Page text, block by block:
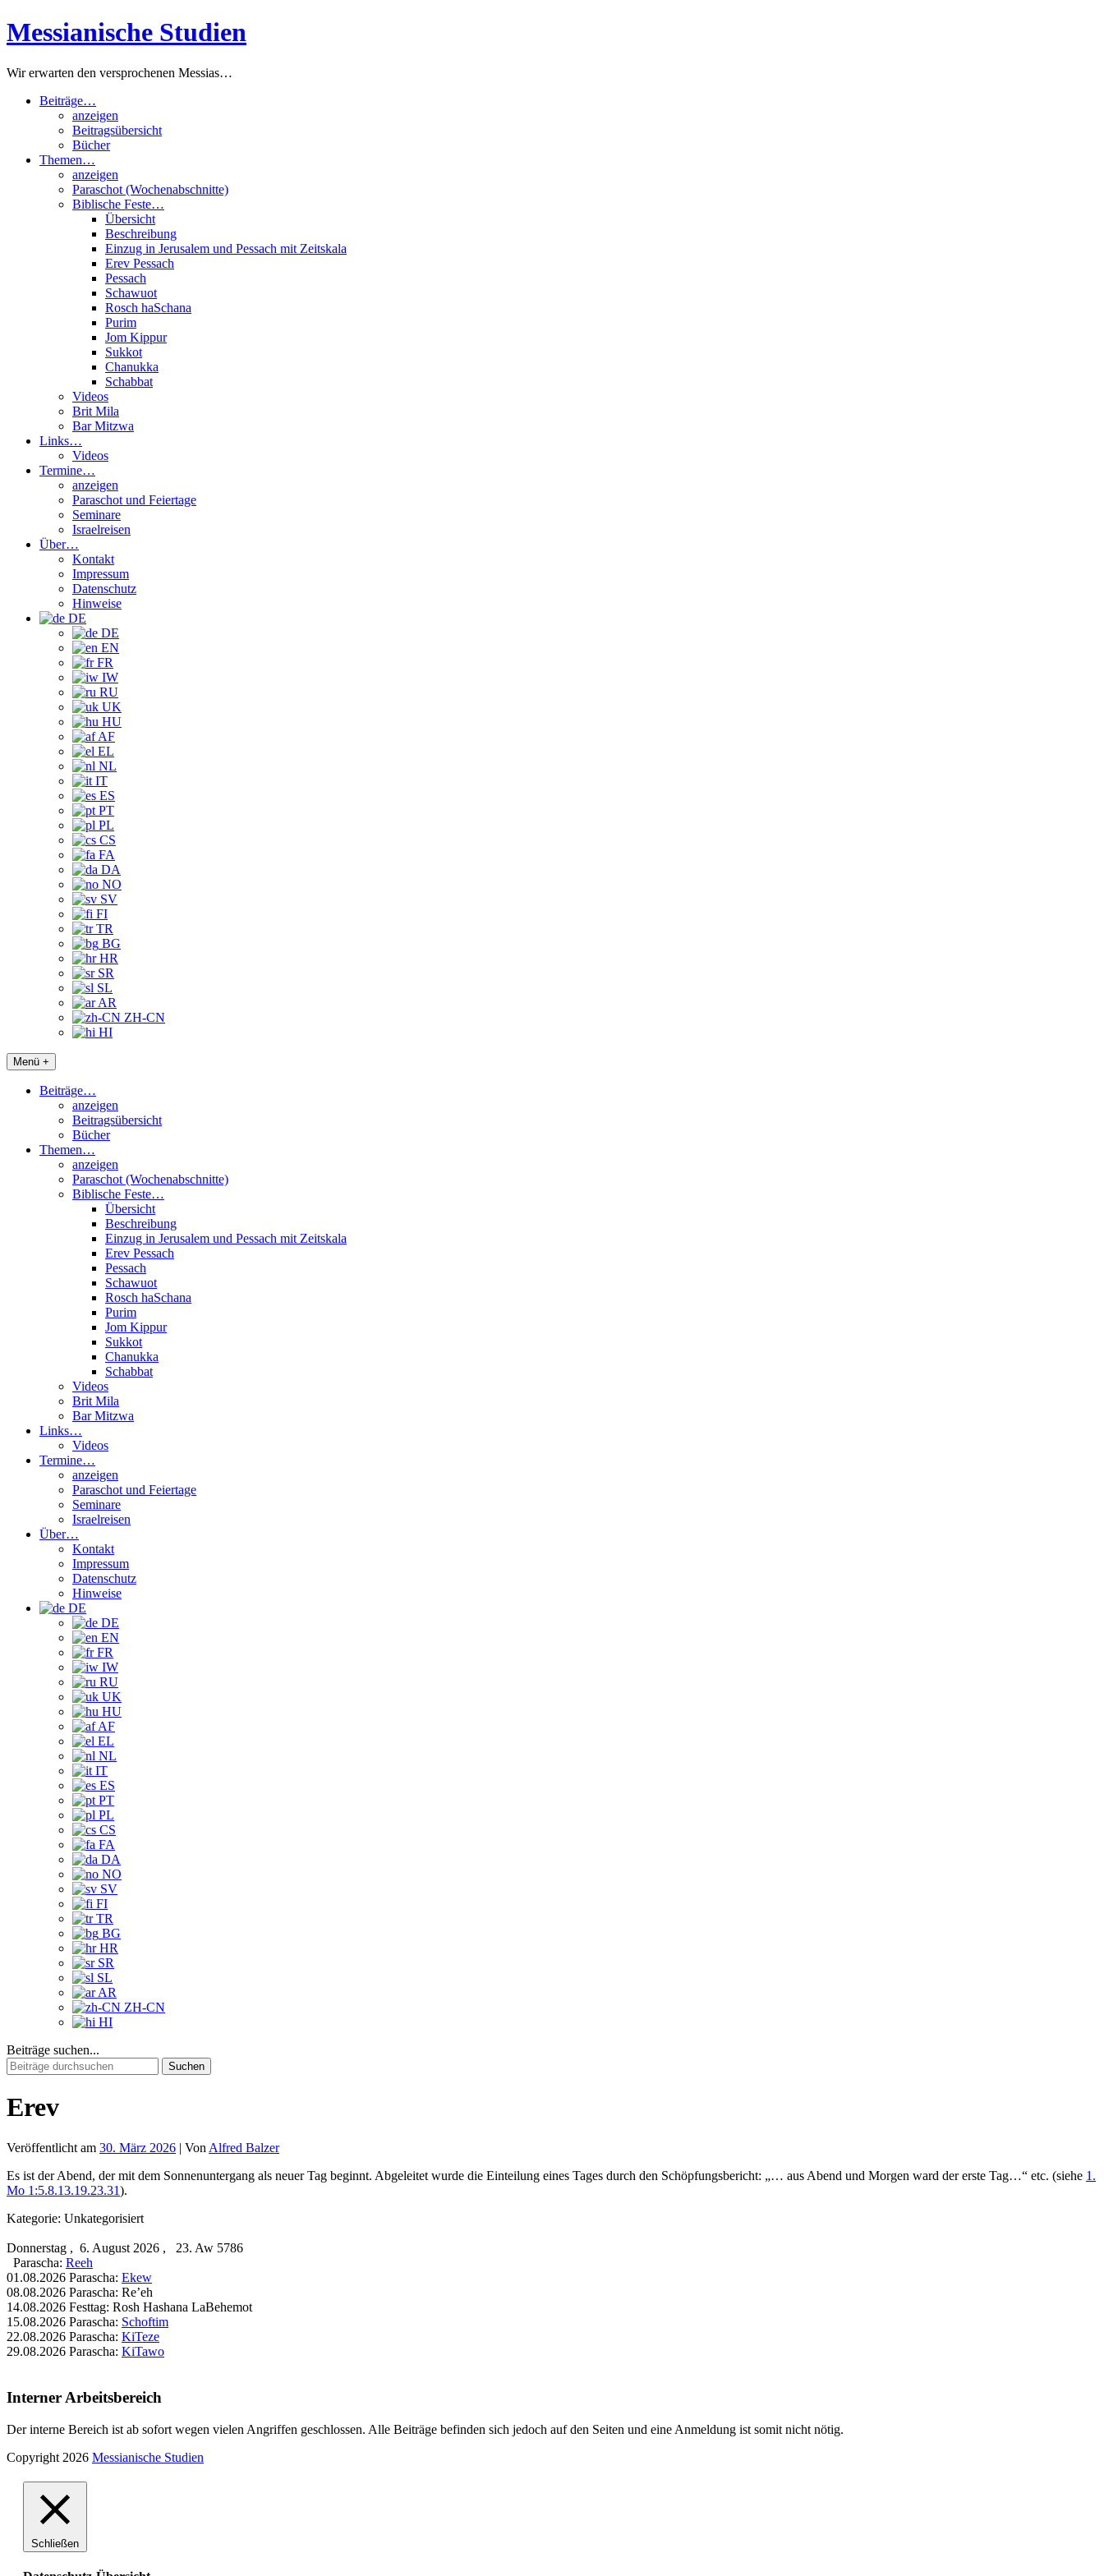
Zum
Inhalt
Messianische Studien
Wir erwarten den versprochenen Messias…
Beiträge…
anzeigen
Beitragsübersicht
Bücher
Themen…
anzeigen
Paraschot (Wochenabschnitte)
Biblische Feste…
Übersicht
Beschreibung
Einzug in Jerusalem und Pessach mit Zeitskala
Erev Pessach
Pessach
Schawuot
Rosch haSchana
Purim
Jom Kippur
Sukkot
Chanukka
Schabbat
Videos
Brit Mila
Bar Mitzwa
Links…
Videos
Termine…
anzeigen
Paraschot und Feiertage
Seminare
Israelreisen
Über…
Kontakt
Impressum
Datenschutz
Hinweise
DE
DE
EN
FR
IW
RU
UK
HU
AF
EL
NL
IT
ES
PT
PL
CS
FA
DA
NO
SV
FI
TR
BG
HR
SR
SL
AR
ZH-CN
HI
Menü +
Beiträge…
anzeigen
Beitragsübersicht
Bücher
Themen…
anzeigen
Paraschot (Wochenabschnitte)
Biblische Feste…
Übersicht
Beschreibung
Einzug in Jerusalem und Pessach mit Zeitskala
Erev Pessach
Pessach
Schawuot
Rosch haSchana
Purim
Jom Kippur
Sukkot
Chanukka
Schabbat
Videos
Brit Mila
Bar Mitzwa
Links…
Videos
Termine…
anzeigen
Paraschot und Feiertage
Seminare
Israelreisen
Über…
Kontakt
Impressum
Datenschutz
Hinweise
DE
DE
EN
FR
IW
RU
UK
HU
AF
EL
NL
IT
ES
PT
PL
CS
FA
DA
NO
SV
FI
TR
BG
HR
SR
SL
AR
ZH-CN
HI
Beiträge suchen...
Suchen
nach:
Erev
Veröffentlicht am 30. März 2026 | Von Alfred Balzer
Es ist der Abend, der mit dem Sonnenuntergang als neuer Tag beginnt. Abgeleitet wurde die Einteilung eines Tages durch den Schöpfungsbericht: „… aus Abend und Morgen ward der erste Tag…“ etc. (siehe 1.
Mo 1:5.8.13.19.23.31).
Kategorie: Unkategorisiert
Donnerstag , 6. August 2026 , 23. Aw 5786
Parascha: Reeh
01.08.2026 Parascha: Ekew
08.08.2026 Parascha: Re’eh
14.08.2026 Festtag: Rosh Hashana LaBehemot
15.08.2026 Parascha: Schoftim
22.08.2026 Parascha: KiTeze
29.08.2026 Parascha: KiTawo
Interner Arbeitsbereich
Der interne Bereich ist ab sofort wegen vielen Angriffen geschlossen. Alle Beiträge befinden sich jedoch auf den Seiten und eine Anmeldung ist somit nicht nötig.
Copyright 2026 Messianische Studien
Schließen